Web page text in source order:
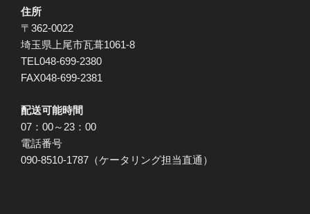
住所
〒362-0022
埼玉県上尾市瓦葺1061-8
TEL048-699-2380
FAX048-699-2381
配送可能時間
07：00～23：00
電話番号
090-8510-1787（ケータリング担当直通）